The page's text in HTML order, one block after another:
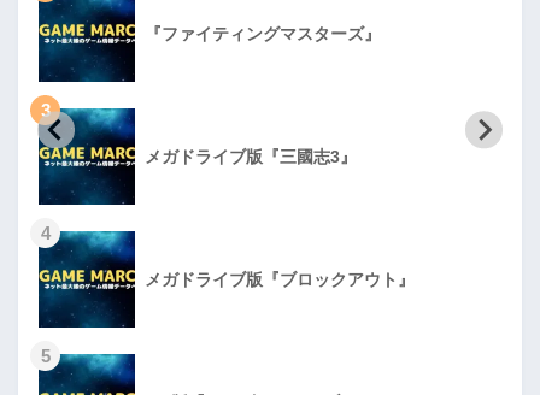
『ファイティングマスターズ』
3
メガドライブ版『三國志3』
4
メガドライブ版『ブロックアウト』
5